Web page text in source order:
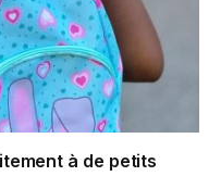
à de petits